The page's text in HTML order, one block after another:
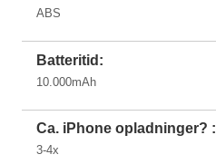
ABS
Batteritid:
10.000mAh
Ca. iPhone opladninger? :
3-4x